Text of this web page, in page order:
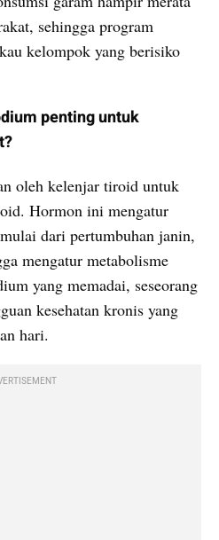
sehingga program
kelompok yang berisiko
penting untuk
oleh kelenjar tiroid untuk
Hormon ini mengatur
dari pertumbuhan janin,
mengatur metabolisme
yang memadai, seseorang
kesehatan kronis yang
hari.